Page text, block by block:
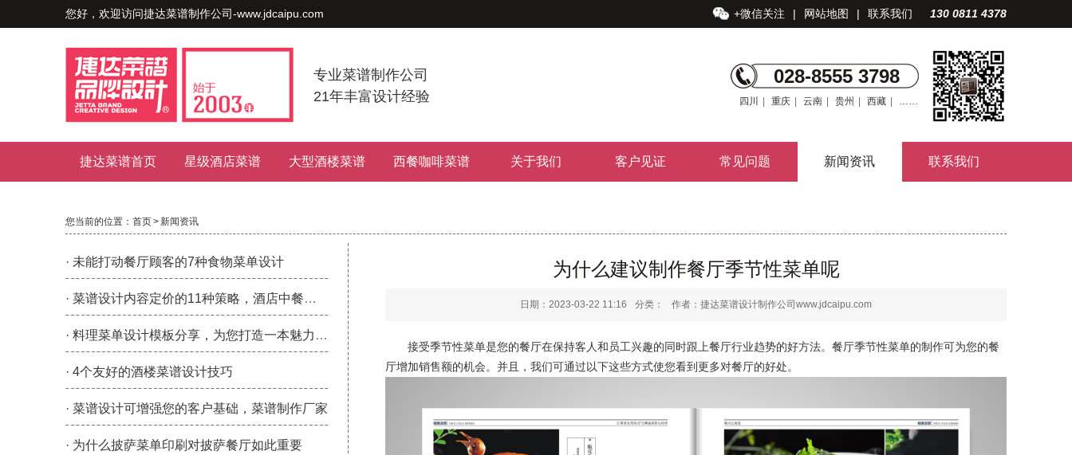
您好，欢迎访问捷达菜谱制作公司-www.jdcaipu.com +微信关注 | 网站地图 | 联系我们 130 0811 4378
专业菜谱制作公司
21年丰富设计经验
028-8555 3798
四川 重庆 云南 贵州 西藏 ……
捷达菜谱首页 星级酒店菜谱 大型酒楼菜谱 西餐咖啡菜谱 关于我们 客户见证 常见问题 新闻资讯 联系我们
您当前的位置： 首页>新闻资讯
为什么建议制作餐厅季节性菜单呢
日期：2023-03-22 11:16 分类： 作者：捷达菜谱设计制作公司www.jdcaipu.com
接受季节性菜单是您的餐厅在保持客人和员工兴趣的同时跟上餐厅行业趋势的好方法。餐厅季节性菜单的制作可为您的餐
厅增加销售额的机会。并且，我们可通过以下这些方式使您看到更多对餐厅的好处。
· 未能打动餐厅顾客的7种食物菜单设计
· 菜谱设计内容定价的11种策略，酒店中餐菜谱设计制作
· 料理菜单设计模板分享，为您打造一本魅力菜谱!
· 4个友好的酒楼菜谱设计技巧
· 菜谱设计可增强您的客户基础，菜谱制作厂家
· 为什么披萨菜单印刷对披萨餐厅如此重要